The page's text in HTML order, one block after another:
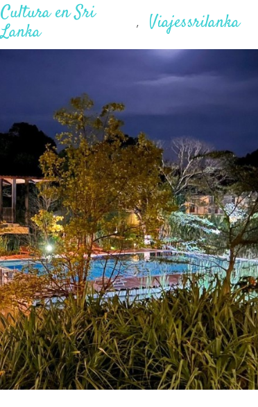
Cultura en Sri
Lanka
, Viajessrilanka